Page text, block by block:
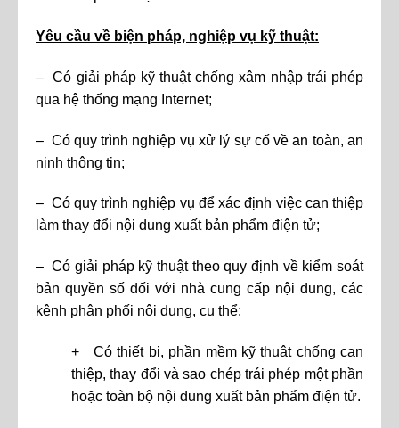
Yêu cầu về biện pháp, nghiệp vụ kỹ thuật:
– Có giải pháp kỹ thuật chống xâm nhập trái phép
qua hệ thống mạng Internet;
– Có quy trình nghiệp vụ xử lý sự cố về an toàn, an
ninh thông tin;
– Có quy trình nghiệp vụ để xác định việc can thiệp
làm thay đổi nội dung xuất bản phẩm điện tử;
– Có giải pháp kỹ thuật theo quy định về kiểm soát
bản quyền số đối với nhà cung cấp nội dung, các
kênh phân phối nội dung, cụ thể:
+ Có thiết bị, phần mềm kỹ thuật chống can
thiệp, thay đổi và sao chép trái phép một phần
hoặc toàn bộ nội dung xuất bản phẩm điện tử.